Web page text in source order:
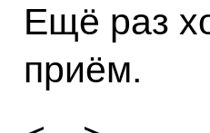
Ещё раз
приём.